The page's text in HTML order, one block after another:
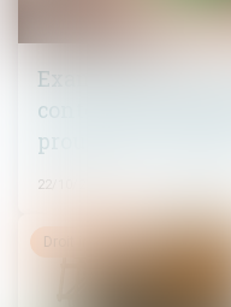
Examen
contenus dans
prouver un
22/10/2024
Droit immobilier